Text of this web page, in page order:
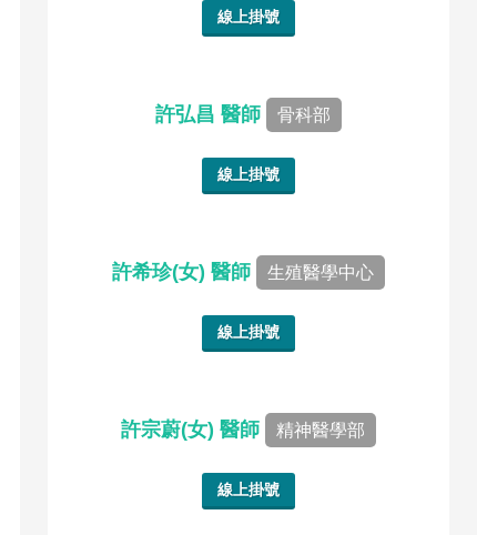
線上掛號
許弘昌 醫師 骨科部
線上掛號
許希珍(女) 醫師 生殖醫學中心
線上掛號
許宗蔚(女) 醫師 精神醫學部
線上掛號